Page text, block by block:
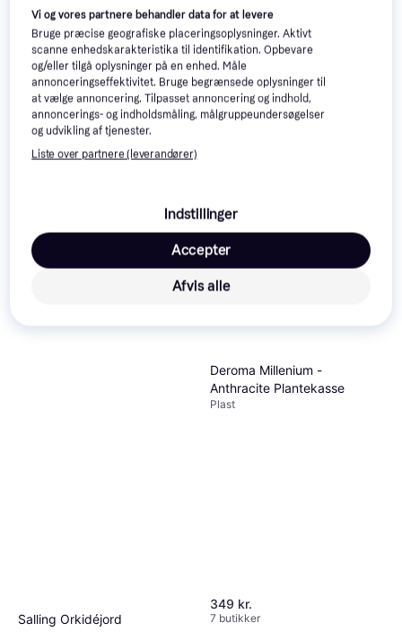
Græsfrø
Deroma Cassetta Millennium
78.5x39 cm Grå Krukke
Krukke, Plast
7 butikker
Trender
Salling Orkidéjord
Deroma Millenium -
Anthracite Plantekasse
Plast
349 kr.
7 butikker
Vi og vores partnere behandler data for at levere
Bruge præcise geografiske placeringsoplysninger. Aktivt
scanne enhedskarakteristika til identifikation. Opbevare
og/eller tilgå oplysninger på en enhed. Måle
annonceringseffektivitet. Bruge begrænsede oplysninger til
at vælge annoncering. Tilpasset annoncering og indhold,
annoncerings- og indholdsmåling, målgruppeundersøgelser
og udvikling af tjenester.
Liste over partnere (leverandører)
Indstillinger
Afvis alle
Accepter